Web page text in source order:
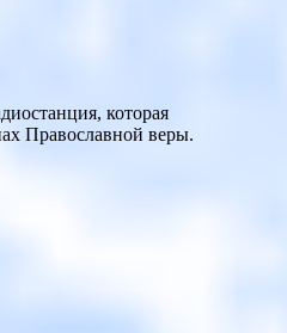
которая
Православной веры.